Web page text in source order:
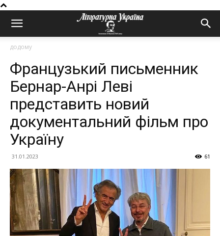
додому
Французький письменник
Бернар-Анрі Леві
представить новий
документальний фільм про
Україну
31.01.2023 61